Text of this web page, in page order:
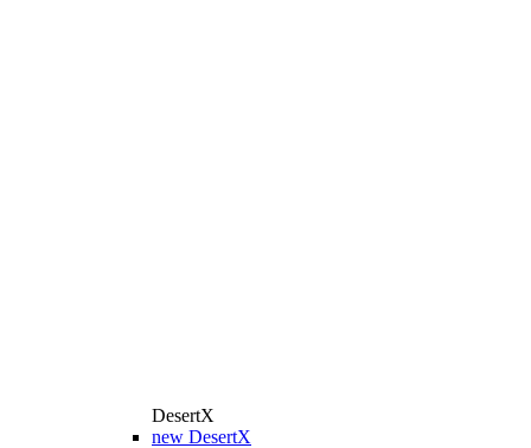
DesertX
new DesertX